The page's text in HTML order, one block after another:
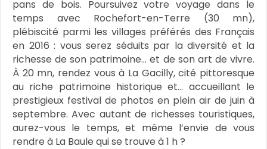
pans de bois. Poursuivez votre voyage dans le
temps avec Rochefort-en-Terre (30 mn),
plébiscité parmi les villages préférés des Français
en 2016 : vous serez séduits par la diversité et la
richesse de son patrimoine… et de son art de vivre.
À 20 mn, rendez vous à La Gacilly, cité pittoresque
au riche patrimoine historique et… accueillant le
prestigieux festival de photos en plein air de juin à
septembre. Avec autant de richesses touristiques,
aurez-vous le temps, et même l’envie de vous
rendre à La Baule qui se trouve à 1 h ?